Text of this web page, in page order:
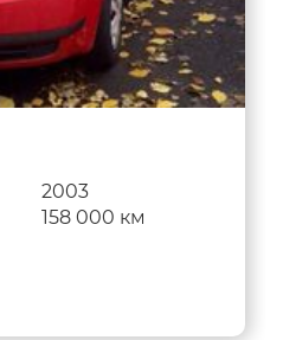
2003
158 000 км